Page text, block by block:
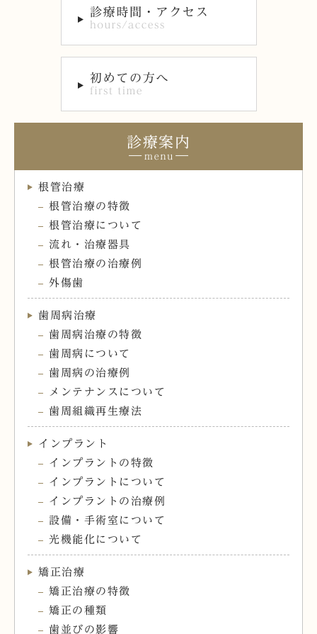
診療案内
根管治療
根管治療の特徴
根管治療について
流れ・治療器具
根管治療の治療例
外傷歯
歯周病治療
歯周病治療の特徴
歯周病について
歯周病の治療例
メンテナンスについて
歯周組織再生療法
インプラント
インプラントの特徴
インプラントについて
インプラントの治療例
設備・手術室について
光機能化について
矯正治療
矯正治療の特徴
矯正の種類
歯並びの影響